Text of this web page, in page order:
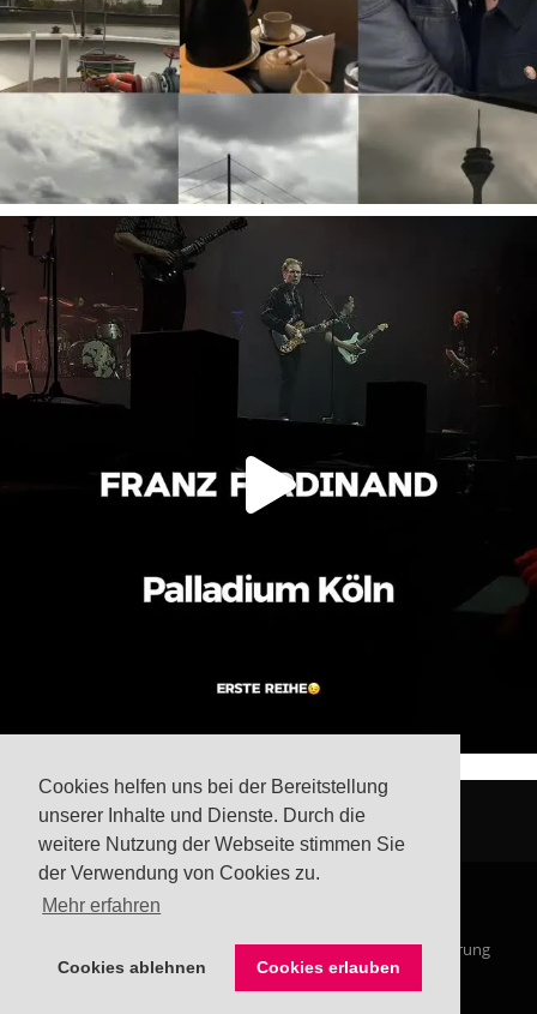
Cookies helfen uns bei der Bereitstellung
unserer Inhalte und Dienste. Durch die
weitere Nutzung der Webseite stimmen Sie
der Verwendung von Cookies zu.
Mehr erfahren
Cookies ablehnen Cookies erlauben
Impressum Datenschutzerklärung